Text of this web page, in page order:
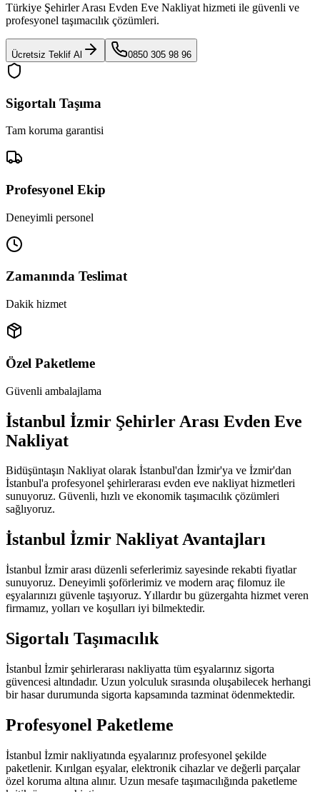
Türkiye Şehirler Arası Evden Eve Nakliyat hizmeti ile güvenli ve
profesyonel taşımacılık çözümleri.
Ücretsiz Teklif Al 0850 305 98 96
Sigortalı Taşıma
Tam koruma garantisi
Profesyonel Ekip
Deneyimli personel
Zamanında Teslimat
Dakik hizmet
Özel Paketleme
Güvenli ambalajlama
İstanbul İzmir Şehirler Arası Evden Eve
Nakliyat
Bidüşüntaşın Nakliyat olarak İstanbul'dan İzmir'ya ve İzmir'dan
İstanbul'a profesyonel şehirlerarası evden eve nakliyat hizmetleri
sunuyoruz. Güvenli, hızlı ve ekonomik taşımacılık çözümleri
sağlıyoruz.
İstanbul İzmir Nakliyat Avantajları
İstanbul İzmir arası düzenli seferlerimiz sayesinde rekabti fiyatlar
sunuyoruz. Deneyimli şoförlerimiz ve modern araç filomuz ile
eşyalarınızı güvenle taşıyoruz. Yıllardır bu güzergahta hizmet veren
firmamız, yolları ve koşulları iyi bilmektedir.
Sigortalı Taşımacılık
İstanbul İzmir şehirlerarası nakliyatta tüm eşyalarınız sigorta
güvencesi altındadır. Uzun yolculuk sırasında oluşabilecek herhangi
bir hasar durumunda sigorta kapsamında tazminat ödenmektedir.
Profesyonel Paketleme
İstanbul İzmir nakliyatında eşyalarınız profesyonel şekilde
paketlenir. Kırılgan eşyalar, elektronik cihazlar ve değerli parçalar
özel koruma altına alınır. Uzun mesafe taşımacılığında paketleme